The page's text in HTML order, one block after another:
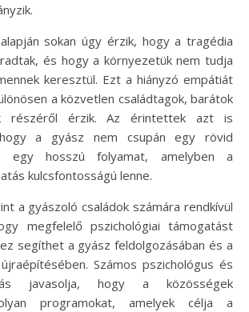
sokan úgy érzik, hogy a tragédia
és hogy a környezetük nem tudja
keresztül. Ezt a hiányzó empátiát
a közvetlen családtagok, barátok
részéről érzik. Az érintettek azt is
hogy a gyász nem csupán egy rövid
egy hosszú folyamat, amelyben a
kulcsfontosságú lenne.
a gyászoló családok számára rendkívül
megfelelő pszichológiai támogatást
segíthet a gyász feldolgozásában és a
Számos pszichológus és
javasolja, hogy a közösségek
programokat, amelyek célja a